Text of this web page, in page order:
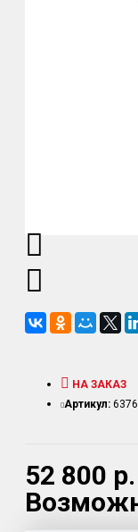
52 800 р.
НА ЗАКАЗ
Артикул: